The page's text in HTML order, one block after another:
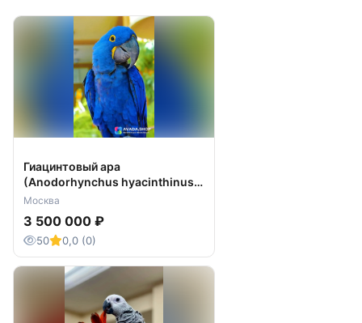
Гиацинтовый ара
(Anodorhynchus hyacinthinus)
птенцы из питомника
Москва
3 500 000 ₽
50 0,0 (0)